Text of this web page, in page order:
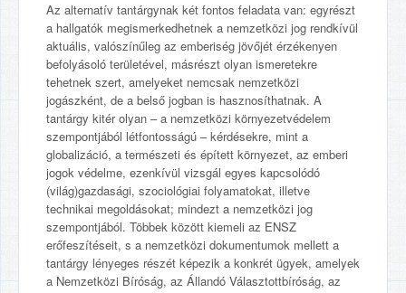
Az alternatív tantárgynak két fontos feladata van: egyrészt
a hallgatók megismerkedhetnek a nemzetközi jog rendkívül
aktuális, valószínűleg az emberiség jövőjét érzékenyen
befolyásoló területével, másrészt olyan ismeretekre
tehetnek szert, amelyeket nemcsak nemzetközi
jogászként, de a belső jogban is hasznosíthatnak. A
tantárgy kitér olyan – a nemzetközi környezetvédelem
szempontjából létfontosságú – kérdésekre, mint a
globalizáció, a természeti és épített környezet, az emberi
jogok védelme, ezenkívül vizsgál egyes kapcsolódó
(világ)gazdasági, szociológiai folyamatokat, illetve
technikai megoldásokat; mindezt a nemzetközi jog
szempontjából. Többek között kiemeli az ENSZ
erőfeszítéseit, s a nemzetközi dokumentumok mellett a
tantárgy lényeges részét képezik a konkrét ügyek, amelyek
a Nemzetközi Bíróság, az Állandó Választottbíróság, az